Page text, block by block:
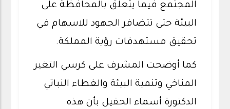
المجتمع فيما يتعلق بالمحافظة على
البيئة حتى تتضافر الجهود للاسهام في
تحقيق مستهدفات رؤية المملكة.
كما أوضحت المشرف على كرسي التغير
المناخي وتنمية البيئة والغطاء النباتي
الدكتورة أسماء الحقيل بأن هذه